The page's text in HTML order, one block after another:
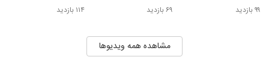
۹۹ بازدید ۶۹ بازدید ۱۱۴ بازدید
مشاهده همه ویدیوها